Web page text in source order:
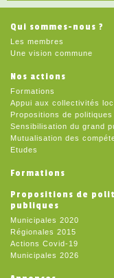
Qui sommes-nous ?
Les membres
Une vision commune
Nos actions
Formations
Appui aux collectivités
Propositions de politiques
Sensibilisation du grand
Mutualisation des
Etudes
Formations
Propositions de
publiques
Municipales 2020
Régionales 2015
Actions Covid-19
Municipales 2026